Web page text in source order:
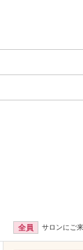
全員 サロンにご